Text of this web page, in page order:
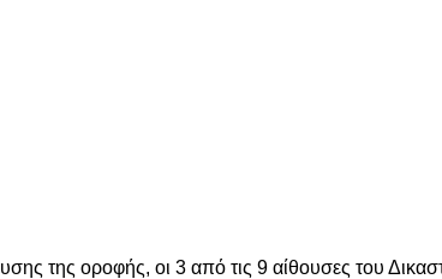
της οροφής, οι 3 από τις 9 αίθουσες του